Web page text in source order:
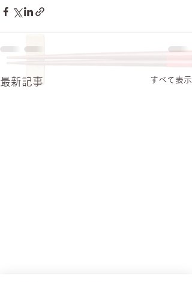
最新記事 すべて表示